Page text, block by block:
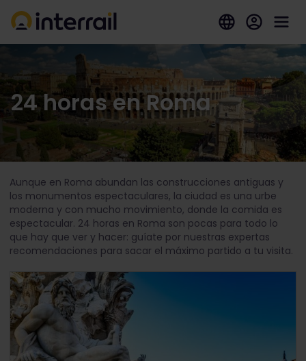
24 horas en Roma
Aunque en Roma abundan las construcciones antiguas y
los monumentos espectaculares, la ciudad es una urbe
moderna y con mucho movimiento, donde la comida es
espectacular. 24 horas en Roma son pocas para todo lo
que hay que ver y hacer: guíate por nuestras expertas
recomendaciones para sacar el máximo partido a tu visita.